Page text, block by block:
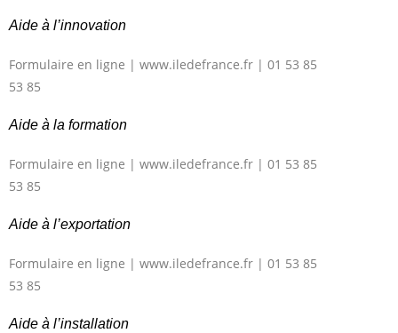
Aide à l’innovation
Formulaire en ligne | www.iledefrance.fr | 01 53 85
53 85
Aide à la formation
Formulaire en ligne | www.iledefrance.fr | 01 53 85
53 85
Aide à l’exportation
Formulaire en ligne | www.iledefrance.fr | 01 53 85
53 85
Aide à l’installation